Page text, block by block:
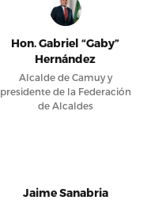
Hon. Gabriel “Gaby”
Hernández
Alcalde de Camuy y
presidente de la Federación
de Alcaldes
Jaime Sanabria